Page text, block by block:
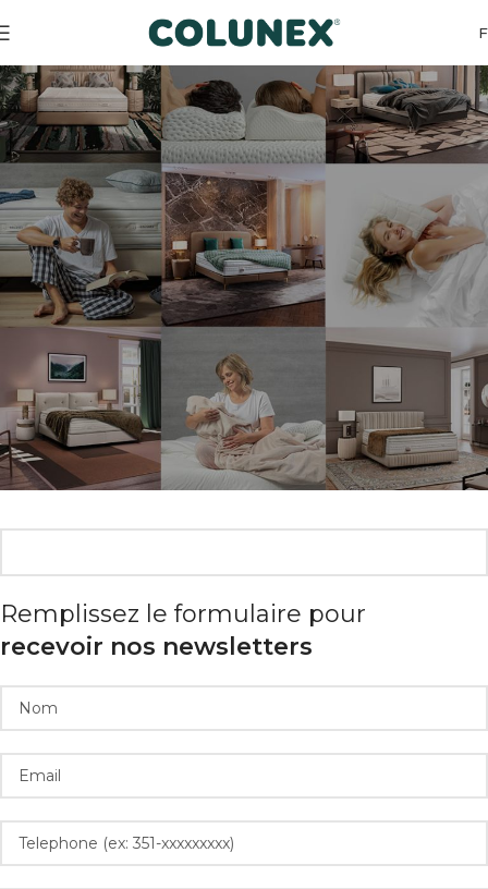
Remplissez le formulaire pour
recevoir nos newsletters